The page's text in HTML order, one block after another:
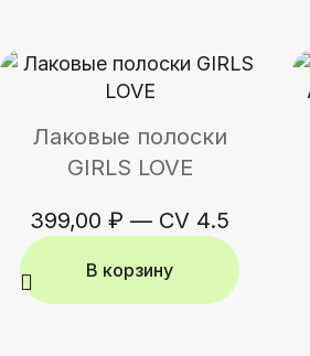
Лаковые полоски
GIRLS LOVE
399,00₽ — CV 4.5
В корзину